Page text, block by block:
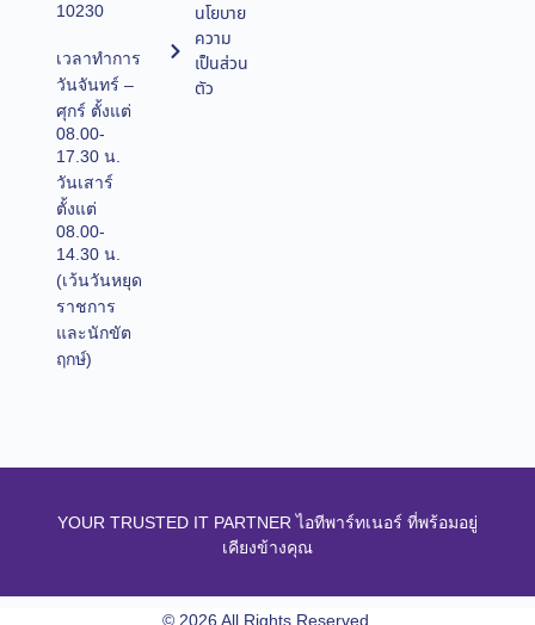
10230
เวลาทำการ
วันจันทร์ –
ศุกร์ ตั้งแต่
08.00-
17.30 น.
วันเสาร์
ตั้งแต่
08.00-
14.30 น.
(เว้นวันหยุด
ราชการ
และนักขัต
ฤกษ์)
นโยบาย
ความ
เป็นส่วน
ตัว
YOUR TRUSTED IT PARTNER ไอทีพาร์ทเนอร์ ที่พร้อมอยู่
เคียงข้างคุณ
© 2026 All Rights Reserved.